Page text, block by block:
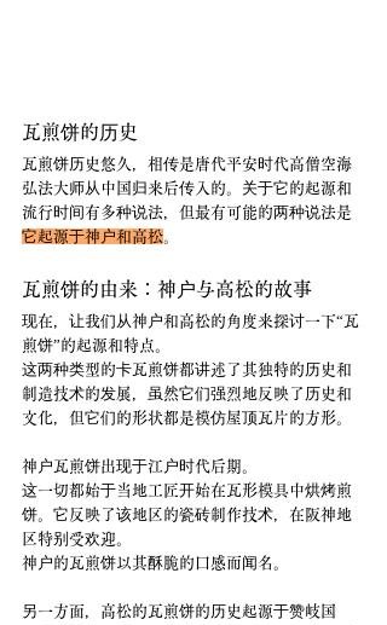
瓦煎饼的历史
瓦煎饼历史悠久，相传是唐代平安时代高僧空海
弘法大师从中国归来后传入的。关于它的起源和
流行时间有多种说法，但最有可能的两种说法是
它起源于神户和高松。
瓦煎饼的由来：神户与高松的故事
现在，让我们从神户和高松的角度来探讨一下“瓦
煎饼”的起源和特点。
这两种类型的卡瓦煎饼都讲述了其独特的历史和
制造技术的发展，虽然它们强烈地反映了历史和
文化，但它们的形状都是模仿屋顶瓦片的方形。
神户瓦煎饼出现于江户时代后期。
这一切都始于当地工匠开始在瓦形模具中烘烤煎
饼。它反映了该地区的瓷砖制作技术，在阪神地
区特别受欢迎。
神户的瓦煎饼以其酥脆的口感而闻名。
另一方面，高松的瓦煎饼的历史起源于赞岐国